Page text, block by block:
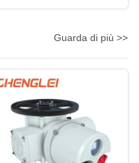
Guarda di più >>